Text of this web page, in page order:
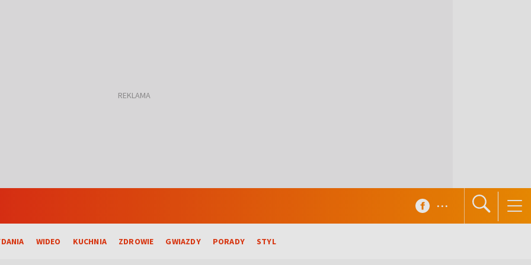
WIDEO KUCHNIA ZDROWIE GWIAZDY PORADY STYL
...